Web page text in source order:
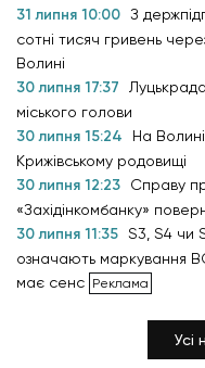
31 липня 10:00 З
сотні тисяч гривень
Волині
30 липня 17:37
міського голови
30 липня 15:24
На
Крижівському родовищі
30 липня 12:23
Справу
«Західінкомбанку»
30 липня 11:35 S3, S4 чи
означають маркування
має сенс
Усі